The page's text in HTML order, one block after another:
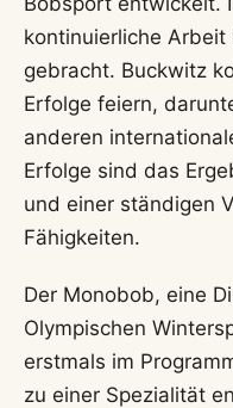
kontinuierliche
gebracht. Buckwitz
Erfolge feiern,
anderen
Erfolge sind das
und einer ständigen
Fähigkeiten.
Der Monobob, eine
Olympischen
erstmals im
zu einer Spezialität